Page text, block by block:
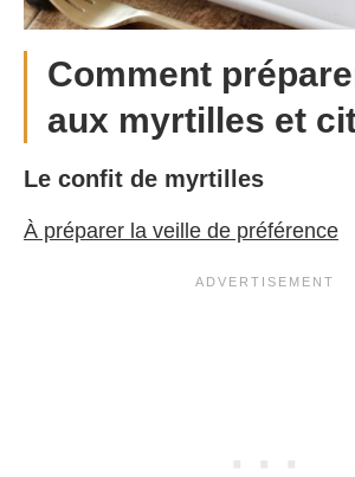
Comment
aux myrtilles et
Le confit de myrtilles
À préparer la veille de préférence